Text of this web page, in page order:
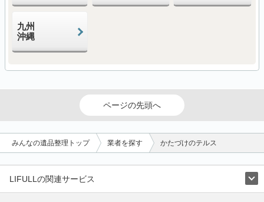
九州
沖縄
ページの先頭へ
みんなの遺品整理トップ 業者を探す かたづけのテルス
LIFULLの関連サービス